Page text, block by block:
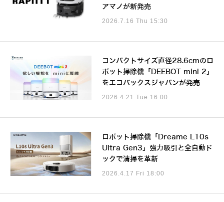
アマノが新発売
2026.7.16 Thu 15:30
コンパクトサイズ直径28.6cmのロ
ボット掃除機「DEEBOT mini 2」
をエコバックスジャパンが発売
2026.4.21 Tue 16:00
ロボット掃除機「Dreame L10s
Ultra Gen3」強力吸引と全自動ド
ックで清掃を革新
2026.4.17 Fri 18:00